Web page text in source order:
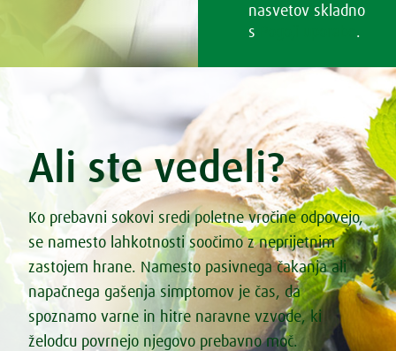
nasvetov skladno
s
.
Ali ste vedeli?
Ko prebavni sokovi sredi poletne vročine odpovejo,
se namesto lahkotnosti soočimo z neprijetnim
zastojem hrane. Namesto pasivnega čakanja ali
napačnega gašenja simptomov je čas, da
spoznamo varne in hitre naravne vzvode, ki
želodcu povrnejo njegovo prebavno moč.